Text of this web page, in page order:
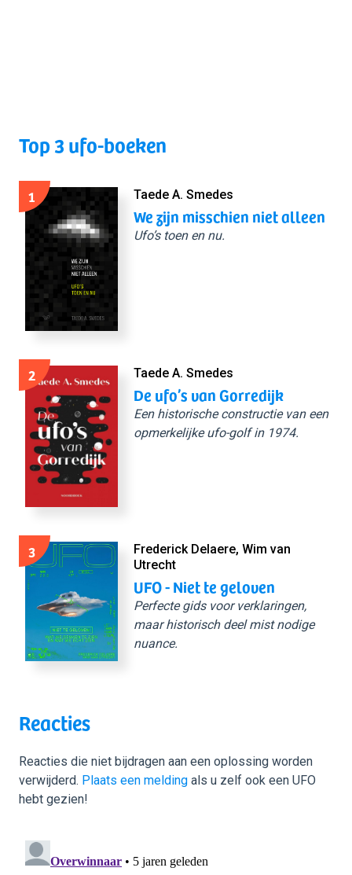
Top 3 ufo-boeken
1 Taede A. Smedes
We zijn misschien niet alleen
Ufo’s toen en nu.
2 Taede A. Smedes
De ufo’s van Gorredijk
Een historische constructie van een
opmerkelijke ufo-golf in 1974.
3
Frederick Delaere, Wim van
Utrecht
UFO - Niet te geloven
Perfecte gids voor verklaringen,
maar historisch deel mist nodige
nuance.
Reacties
Reacties die niet bijdragen aan een oplossing worden
verwijderd. Plaats een melding als u zelf ook een UFO
hebt gezien!